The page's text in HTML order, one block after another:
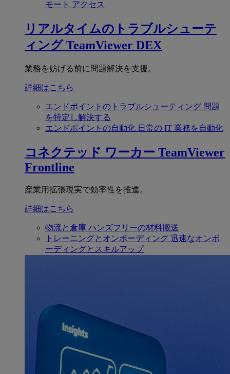
モート アクセス
リアルタイムのトラブルシューテ
ィング TeamViewer DEX
業務を妨げる前に問題解決を支援。
詳細はこちら
エンドポイントのトラブルシューティング 問題
を特定し解決する
エンドポイントの自動化 日常の IT 業務を自動化
コネクテッド ワーカー TeamViewer
Frontline
産業用拡張現実で効率性を推進。
詳細はこちら
物流と倉庫 ハンズフリーの材料搬送
トレーニングとオンボーディング 迅速なオンボ
ーディングとスキルアップ